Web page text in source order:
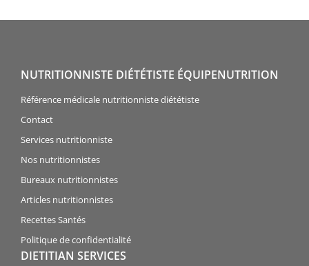
NUTRITIONNISTE DIÉTÉTISTE ÉQUIPENUTRITION
Référence médicale nutritionniste diététiste
Contact
Services nutritionniste
Nos nutritionnistes
Bureaux nutritionnistes
Articles nutritionnistes
Recettes Santés
Politique de confidentialité
DIETITIAN SERVICES